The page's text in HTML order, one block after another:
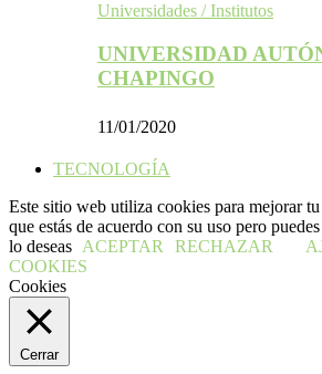
Universidades / Institutos
UNIVERSIDAD
CHAPINGO
11/01/2020
TECNOLOGÍA
Este sitio web utiliza cookies para mejorar
que estás de acuerdo con su uso pero
lo deseas ACEPTAR RECHAZAR
COOKIES
Cookies
Cerrar